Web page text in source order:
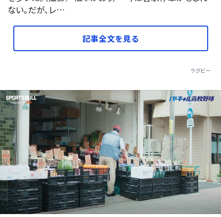
ない。だが、レ…
記事全文を見る
ラグビー